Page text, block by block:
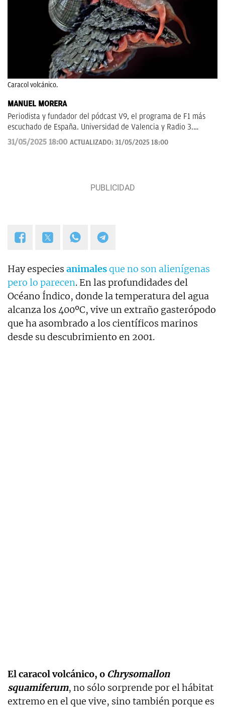
Caracol volcánico.
MANUEL MORERA
Periodista y fundador del pódcast V9, el programa de F1 más
escuchado de España. Universidad de Valencia y Radio 3.
Anteriormente en ElDesmarque, Levante TV y Las Provincias.
31/05/2025 18:00 ACTUALIZADO: 31/05/2025 18:00
Hay especies animalesque no son alienígenas
pero lo parecen. En las profundidades del
Océano Índico, donde la temperatura del agua
alcanza los 400ºC, vive un extraño gasterópodo
que ha asombrado a los científicos marinos
desde su descubrimiento en 2001.
El caracol volcánico, o Chrysomallon
squamiferum, no sólo sorprende por el hábitat
extremo en el que vive, sino también porque es